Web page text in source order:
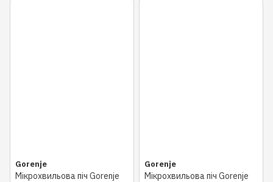
Gorenje
Мікрохвильова піч Gorenje
Gorenje
Мікрохвильова піч Gorenje